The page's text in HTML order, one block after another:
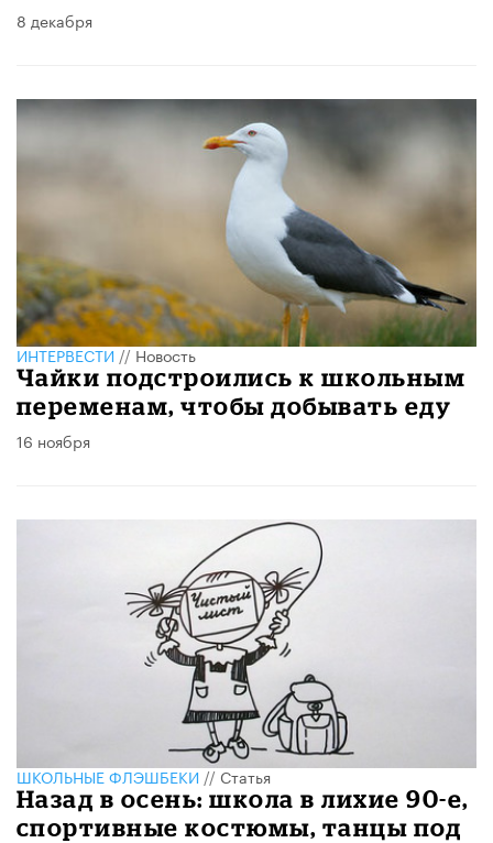
8 декабря
ИНТЕРВЕСТИ//Новость
Чайки подстроились к школьным
переменам, чтобы добывать еду
16 ноября
ШКОЛЬНЫЕ ФЛЭШБЕКИ//Статья
Назад в осень: школа в лихие 90-е,
спортивные костюмы, танцы под